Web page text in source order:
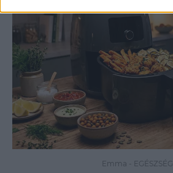
Emma - EGÉSZSÉG